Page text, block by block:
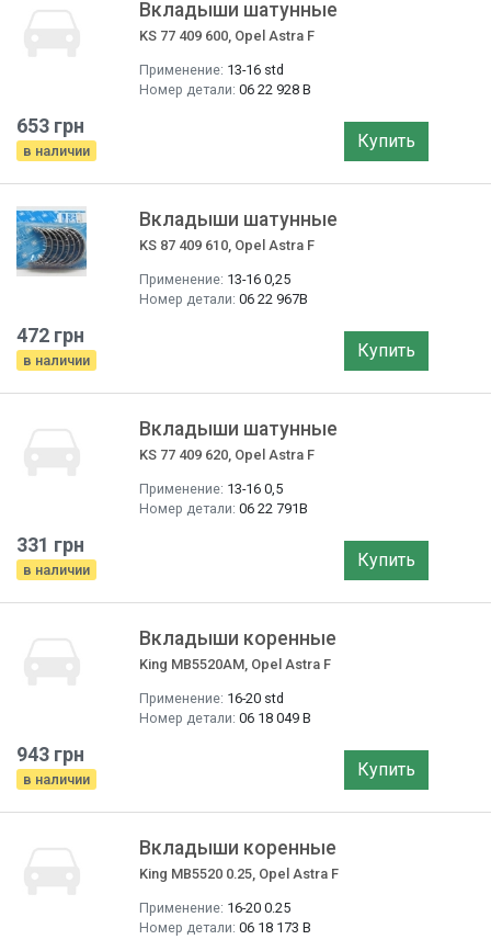
Вкладыши шатунные
KS 77 409 600, Opel Astra F
Применение: 13-16 std
Номер детали: 06 22 928 B
653 грн
в наличии Купить
Вкладыши шатунные
KS 87 409 610, Opel Astra F
Применение: 13-16 0,25
Номер детали: 06 22 967B
472 грн
в наличии Купить
Вкладыши шатунные
KS 77 409 620, Opel Astra F
Применение: 13-16 0,5
Номер детали: 06 22 791B
331 грн
в наличии Купить
Вкладыши коренные
King MB5520AM, Opel Astra F
Применение: 16-20 std
Номер детали: 06 18 049 B
943 грн
в наличии Купить
Вкладыши коренные
King MB5520 0.25, Opel Astra F
Применение: 16-20 0.25
Номер детали: 06 18 173 B